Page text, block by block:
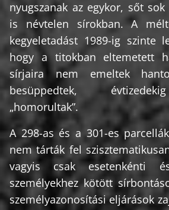
nyugszanak az egykor, sőt
is névtelen sírokban. A
kegyeletadást 1989-ig szinte
hogy a titokban eltemetett
sírjaira nem emeltek
besüppedtek,
„homorultak”.
A 298-as és a 301-es
nem tárták fel
vagyis csak esetenkénti
személyekhez kötött
személyazonosítási eljárások